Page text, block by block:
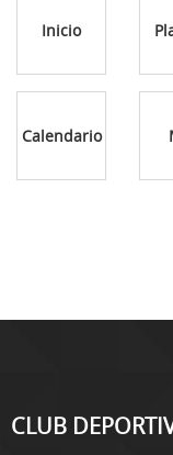
Inicio
Calendario
CLUB